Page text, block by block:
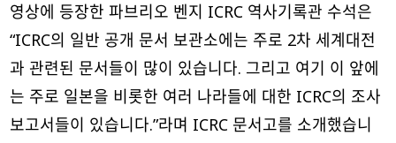
영상에 등장한 파브리오 벤지 ICRC 역사기록관 수석은
“ICRC의 일반 공개 문서 보관소에는 주로 2차 세계대전
과 관련된 문서들이 많이 있습니다. 그리고 여기 이 앞에
는 주로 일본을 비롯한 여러 나라들에 대한 ICRC의 조사
보고서들이 있습니다.”라며 ICRC 문서고를 소개했습니